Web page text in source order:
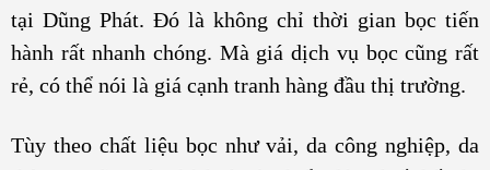
tại Dũng Phát. Đó là không chỉ thời gian bọc tiến
hành rất nhanh chóng. Mà giá dịch vụ bọc cũng rất
rẻ, có thể nói là giá cạnh tranh hàng đầu thị trường.
Tùy theo chất liệu bọc như vải, da công nghiệp, da